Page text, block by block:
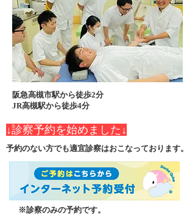
阪急高槻市駅から徒歩2分
​JR高槻駅から徒歩4分
​↓診察予約を始めました↓
予約のない方でも適宜診察はおこなっております。
※診察のみの予約です。